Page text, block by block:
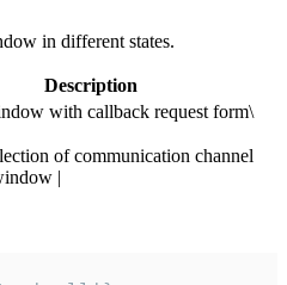
in different states.
Description
with callback request form\
of communication channel
|